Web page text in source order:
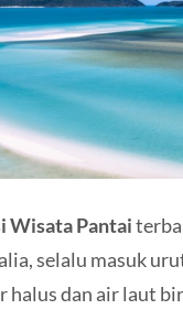
Wisata Pantai
selalu masuk
halus dan air laut